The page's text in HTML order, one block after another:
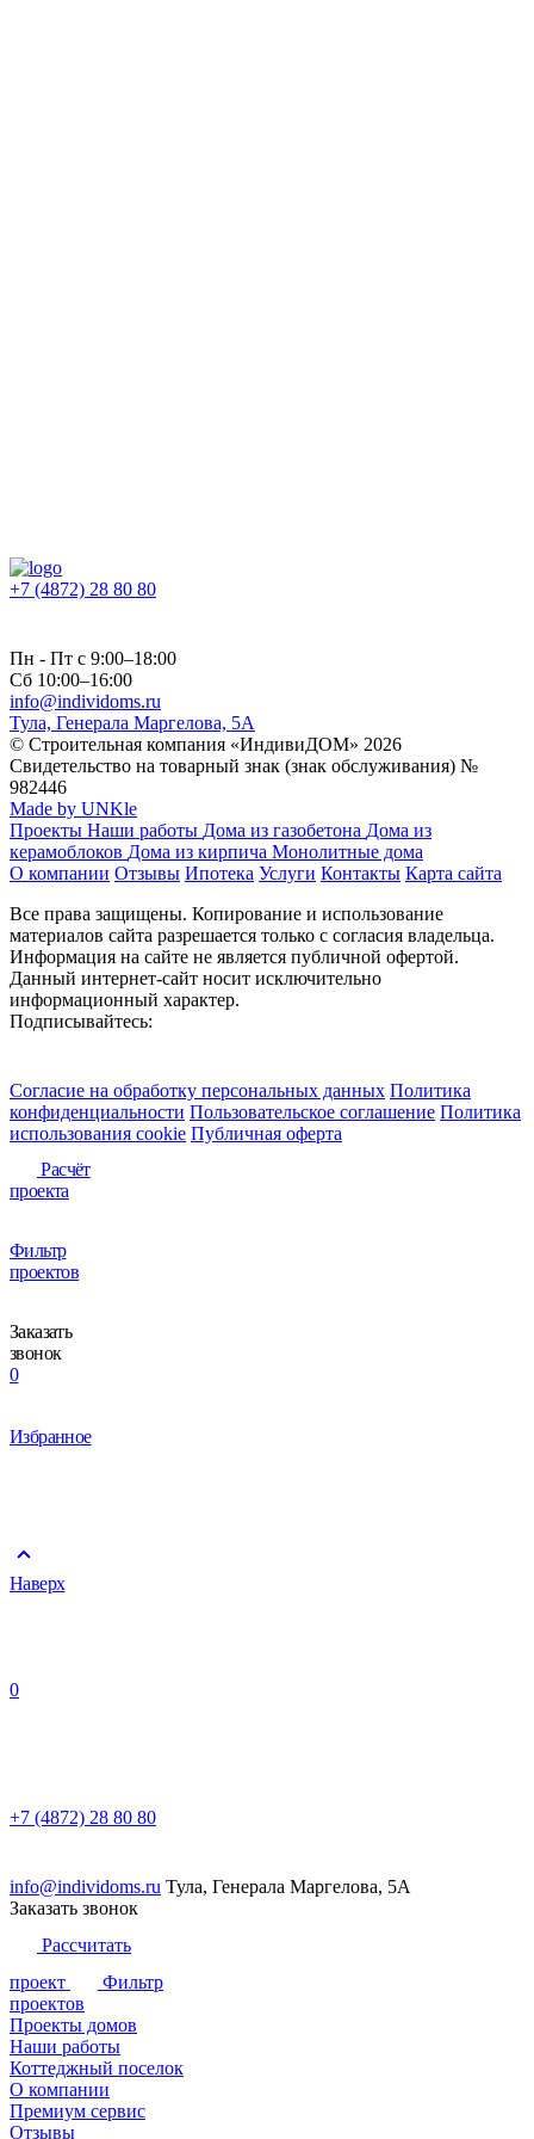
+7 (4872) 28 80 80
Пн - Пт с 9:00–18:00
Сб 10:00–16:00
info@individoms.ru
Тула, Генерала Маргелова, 5А
© Строительная компания «ИндивиДОМ» 2026
Свидетельство на товарный знак (знак обслуживания) №
982446
Made by UNKle
Проекты Наши работы Дома из газобетона Дома из
керамоблоков Дома из кирпича Монолитные дома
О компании Отзывы Ипотека Услуги Контакты Карта сайта
Все права защищены. Копирование и использование
материалов сайта разрешается только с согласия владельца.
Информация на сайте не является публичной офертой.
Данный интернет-сайт носит исключительно
информационный характер.
Подписывайтесь:
Согласие на обработку персональных данных Политика
конфиденциальности Пользовательское соглашение Политика
использования сookie Публичная оферта
Расчёт
проекта
Фильтр
проектов
Заказать
звонок
0
Избранное
Наверх
0
+7 (4872) 28 80 80
info@individoms.ru Тула, Генерала Маргелова, 5А
Заказать звонок
Рассчитать
проект
Фильтр
проектов
Проекты домов
Серия
Серия LINE
Серия FAMILY
Серия NOVA
Этажность
1 этаж
1 этаж + мансарда
2 этажа
Площадь
до 100 м2
до 150 м2
Габариты
6х6
Особенности
Наши работы
Коттеджный поселок
О компании
Прайс-лист на услуги
Акции
Премиум сервис
Отзывы